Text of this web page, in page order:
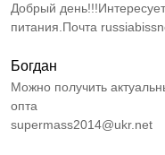
Добрый
питания.Почта
Богдан
Можно получить
опта
supermass2014@ukr.net